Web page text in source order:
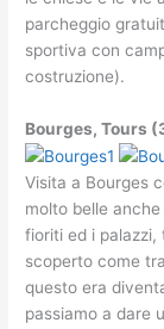
parcheggio
sportiva con
costruzione).
Bourges, Tours
Visita a Bourges
molto belle
fioriti ed i palazzi,
scoperto come
questo era
passiamo a dare